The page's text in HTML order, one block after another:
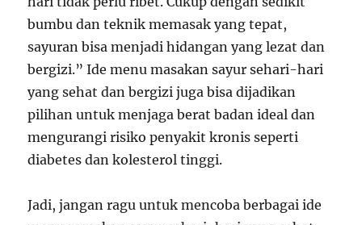
bumbu dan teknik memasak yang tepat,
sayuran bisa menjadi hidangan yang lezat dan
bergizi.” Ide menu masakan sayur sehari-hari
yang sehat dan bergizi juga bisa dijadikan
pilihan untuk menjaga berat badan ideal dan
mengurangi risiko penyakit kronis seperti
diabetes dan kolesterol tinggi.
Jadi, jangan ragu untuk mencoba berbagai ide